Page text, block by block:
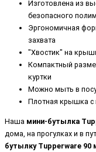
Изготовлена из
безопасного
Эргономичная
захвата
"Хвостик" на
Компактный
куртки
Можно мыть в
Плотная крышка с
Наша мини-бутылка
дома, на прогулках и в
бутылку Tupperware 90